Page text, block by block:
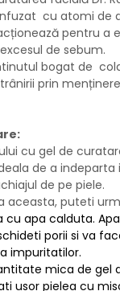
cu atomi de
pentru a
de sebum.
bogat de
prin
cu gel de
de a indeparta
de pe piele.
aceasta, puteti
cu apa calduta.
porii si va
impuritatilor.
mica de gel
usor pielea cu